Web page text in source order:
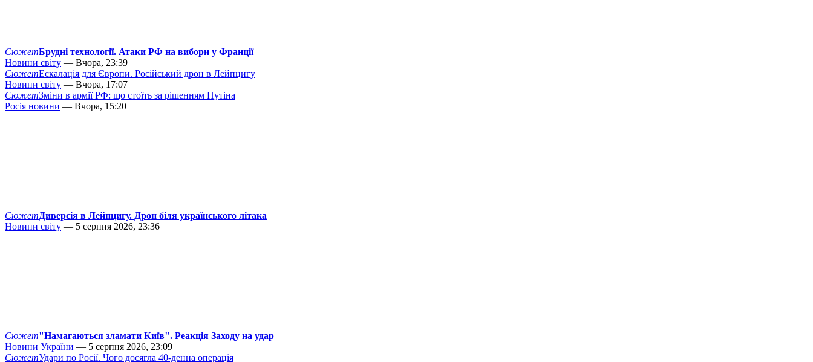
СюжетБрудні технології. Атаки РФ на вибори у Франції
Новини світу — Вчора, 23:39
СюжетЕскалація для Європи. Російський дрон в Лейпцигу
Новини світу — Вчора, 17:07
СюжетЗміни в армії РФ: що стоїть за рішенням Путіна
Росія новини — Вчора, 15:20
СюжетДиверсія в Лейпцигу. Дрон біля українського літака
Новини світу — 5 серпня 2026, 23:36
Сюжет"Намагаються зламати Київ". Реакція Заходу на удар
Новини України — 5 серпня 2026, 23:09
СюжетУдари по Росії. Чого досягла 40-денна операція